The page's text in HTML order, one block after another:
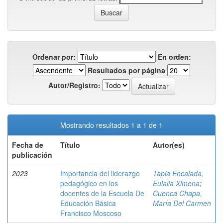
Ordenar por:
En orden:
Resultados por página
Autor/Registro:
Mostrando resultados 1 a 1 de 1
Fecha de
publicación
Título Autor(es)
2023
Importancia del liderazgo
pedagógico en los
docentes de la Escuela De
Educación Básica
Francisco Moscoso
Tapia Encalada,
Eulalia Ximena;
Cuenca Chapa,
María Del Carmen